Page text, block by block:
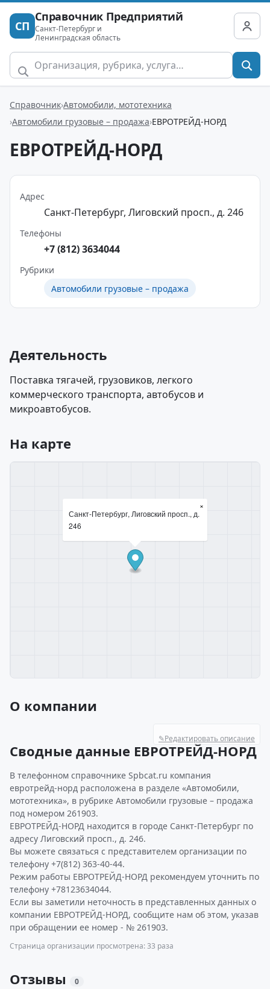
СП
Справочник Предприятий
Санкт-Петербург и
Ленинградская область
Справочник Автомобили, мототехника
Автомобили грузовые – продажа ЕВРОТРЕЙД-НОРД
ЕВРОТРЕЙД-НОРД
Адрес
Санкт-Петербург, Лиговский просп., д. 246
Телефоны
+7 (812) 3634044
Рубрики
Автомобили грузовые – продажа
Деятельность
Поставка тягачей, грузовиков, легкого
коммерческого транспорта, автобусов и
микроавтобусов.
На карте
Санкт-Петербург, Лиговский просп., д.
246
×
О компании
✎Редактировать описание
Сводные данные ЕВРОТРЕЙД-НОРД
В телефонном справочнике Spbcat.ru компания
евротрейд-норд расположена в разделе «Автомобили,
мототехника», в рубрике Автомобили грузовые – продажа
под номером 261903.
ЕВРОТРЕЙД-НОРД находится в городе Санкт-Петербург по
адресу Лиговский просп., д. 246.
Вы можете связаться с представителем организации по
телефону +7(812) 363-40-44.
Режим работы ЕВРОТРЕЙД-НОРД рекомендуем уточнить по
телефону +78123634044.
Если вы заметили неточность в представленных данных о
компании ЕВРОТРЕЙД-НОРД, сообщите нам об этом, указав
при обращении ее номер - № 261903.
Страница организации просмотрена: 33 раза
Отзывы 0